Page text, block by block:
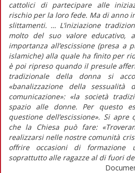
cattolici di partecipare alle
rischio per la loro fede. Ma di anno
slittamenti. … L’iniziazione
molto del suo valore educativo,
importanza all’escissione (presa a
islamiche) alla quale ha finito per
è poi ripreso quando il presule
tradizionale della donna si
«banalizzazione della
comunicazione»: «la società
spazio alle donne. Per questo
questione dell’escissione». Si
che la Chiesa può fare:
realizzarsi nelle nostre comunità
offrire occasioni di
soprattutto alle ragazze al di fuori